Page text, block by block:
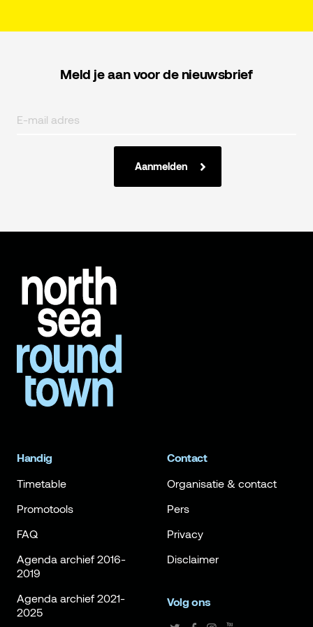
Meld je aan voor de nieuwsbrief
Aanmelden
Handig
Timetable
Promotools
FAQ
Agenda archief 2016-
2019
Agenda archief 2021-
2025
Contact
Organisatie & contact
Pers
Privacy
Disclaimer
Volg ons